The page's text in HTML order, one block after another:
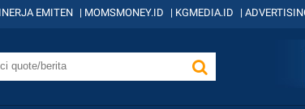
EMITEN | MOMSMONEY.ID | KGMEDIA.ID |